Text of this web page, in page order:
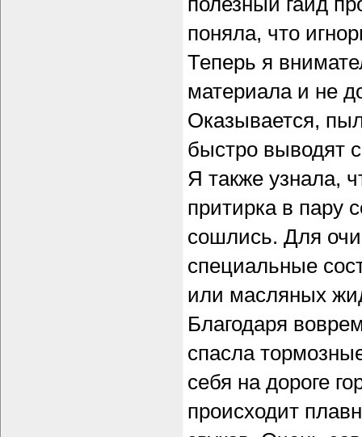
поняла, что
Теперь я
материала и не
Оказывается,
быстро выводят
Я также узнала,
притирка в пару
сошлись. Для
специальные
или масляных
Благодаря
спасла
себя на дороге
происходит